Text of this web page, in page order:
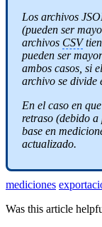
Los archivos
(pueden ser
archivos CSV
pueden ser
ambos casos, si
archivo se divide
En el caso en
retraso (debido a
base en
actualizado.
mediciones
Was this article